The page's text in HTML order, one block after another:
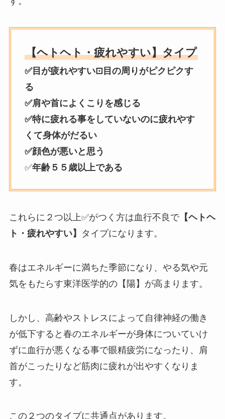
【ヘトヘト・疲れやすい】タイプ
✅目が疲れやすい⊡目の周りがピクピクす
る
✅肩や首によくこりを感じる
✅特に疲れる事をしていないのに疲れやす
くて身体がだるい
✅顔色が悪いと思う
✅年齢５５歳以上である
これらに２つ以上✅がつく方は血行不良で【ヘトヘ
ト・疲れやすい】
タイプになります。
春はエネルギーに満ちた季節になり、やる気や元
気をもたらす東洋医学的の【陽】が高まります。
しかし、高齢やストレスによって自律神経の働き
が低下すると春のエネルギーが身体についていけ
ずに血行が悪くなる事で眼精疲労になったり、肩
首がこったりなど筋肉に疲れが出やすくなりま
す。
この２つのタイプに共通点があります。